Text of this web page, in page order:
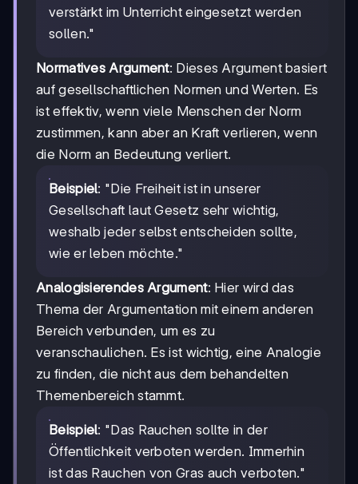
verstärkt im Unterricht eingesetzt werden
sollen."
Normatives Argument: Dieses Argument basiert
auf gesellschaftlichen Normen und Werten. Es
ist effektiv, wenn viele Menschen der Norm
zustimmen, kann aber an Kraft verlieren, wenn
die Norm an Bedeutung verliert.
Beispiel: "Die Freiheit ist in unserer
Gesellschaft laut Gesetz sehr wichtig,
weshalb jeder selbst entscheiden sollte,
wie er leben möchte."
Analogisierendes Argument: Hier wird das
Thema der Argumentation mit einem anderen
Bereich verbunden, um es zu
veranschaulichen. Es ist wichtig, eine Analogie
zu finden, die nicht aus dem behandelten
Themenbereich stammt.
Beispiel: "Das Rauchen sollte in der
Öffentlichkeit verboten werden. Immerhin
ist das Rauchen von Gras auch verboten."